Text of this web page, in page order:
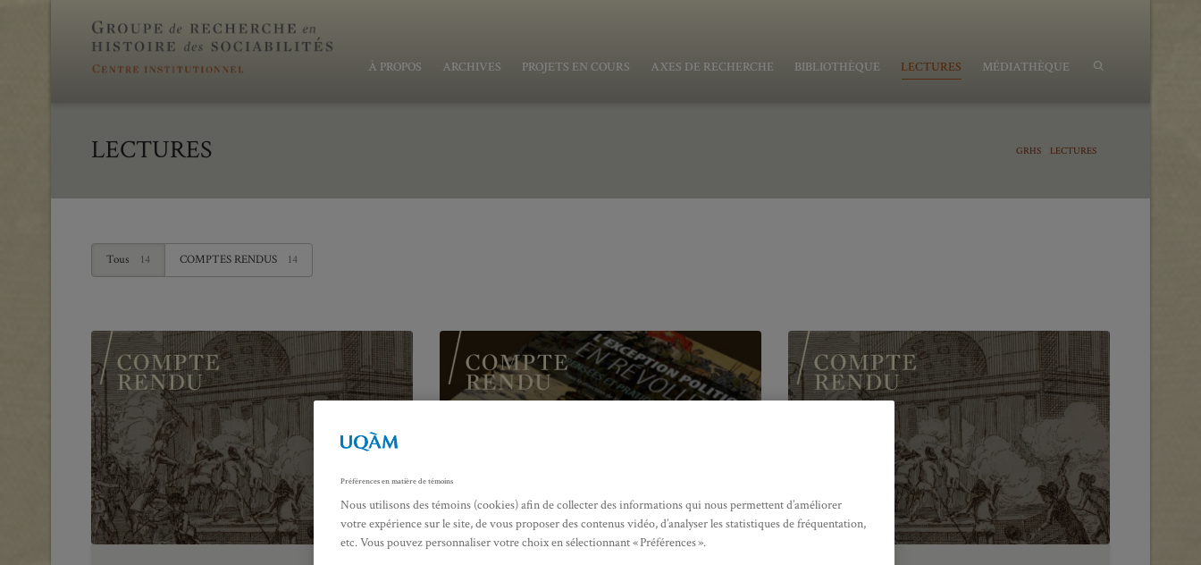
À PROPOS ARCHIVES PROJETS EN COURS AXES DE RECHERCHE BIBLIOTHÈQUE LECTURES MÉDIATHÈQUE
LECTURES GRHS LECTURES
Tous 14 COMPTES RENDUS 14
Préférences en matière de témoins
Nous utilisons des témoins (cookies) afin de collecter des informations qui nous permettent d’améliorer
votre expérience sur le site, de vous proposer des contenus vidéo, d’analyser les statistiques de fréquentation,
etc. Vous pouvez personnaliser votre choix en sélectionnant « Préférences ».